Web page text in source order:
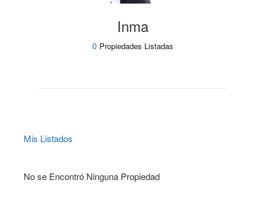
Inma
0 Propiedades Listadas
Mis Listados
No se Encontró Ninguna Propiedad